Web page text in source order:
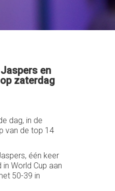
en
zaterdag
dag, in de
van de top 14
één keer
World Cup aan
50-39 in